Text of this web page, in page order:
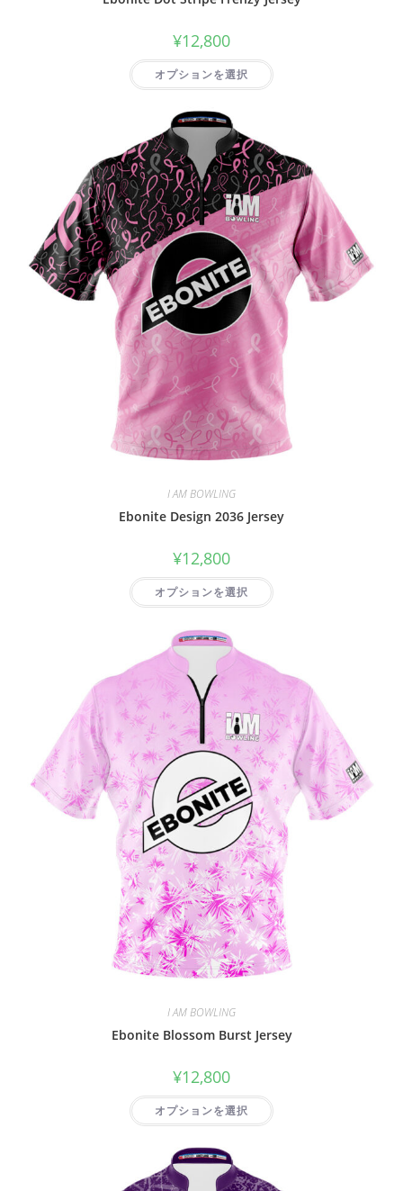
¥12,800
オプションを選択
I AM BOWLING
Ebonite Design 2036 Jersey
¥12,800
オプションを選択
I AM BOWLING
Ebonite Blossom Burst Jersey
¥12,800
オプションを選択